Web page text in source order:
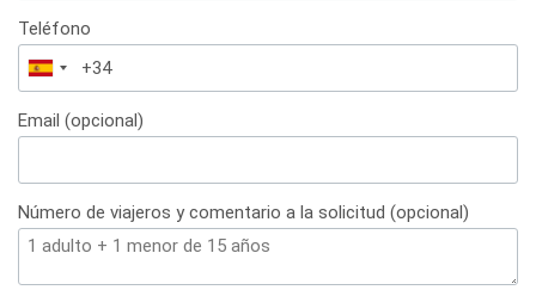
Teléfono
España
+34
Email (opcional)
Número de viajeros y comentario a la solicitud (opcional)